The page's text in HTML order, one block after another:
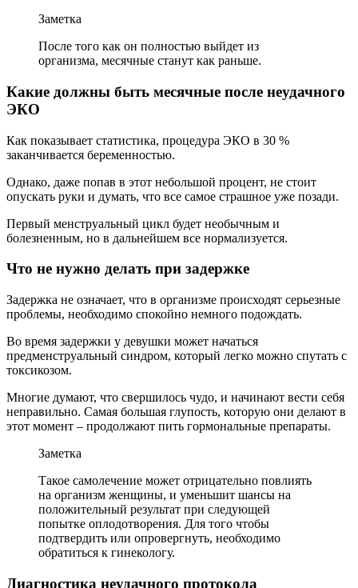
Заметка
После того как он полностью выйдет из
организма, месячные станут как раньше.
Какие должны быть месячные после неудачного
ЭКО
Как показывает статистика, процедура ЭКО в 30 %
заканчивается беременностью.
Однако, даже попав в этот небольшой процент, не стоит
опускать руки и думать, что все самое страшное уже позади.
Первый менструальный цикл будет необычным и
болезненным, но в дальнейшем все нормализуется.
Что не нужно делать при задержке
Задержка не означает, что в организме происходят серьезные
проблемы, необходимо спокойно немного подождать.
Во время задержки у девушки может начаться
предменструальный синдром, который легко можно спутать с
токсикозом.
Многие думают, что свершилось чудо, и начинают вести себя
неправильно. Самая большая глупость, которую они делают в
этот момент – продолжают пить гормональные препараты.
Заметка
Такое самолечение может отрицательно повлиять
на организм женщины, и уменьшит шансы на
положительный результат при следующей
попытке оплодотворения. Для того чтобы
подтвердить или опровергнуть, необходимо
обратиться к гинекологу.
Диагностика неудачного протокола